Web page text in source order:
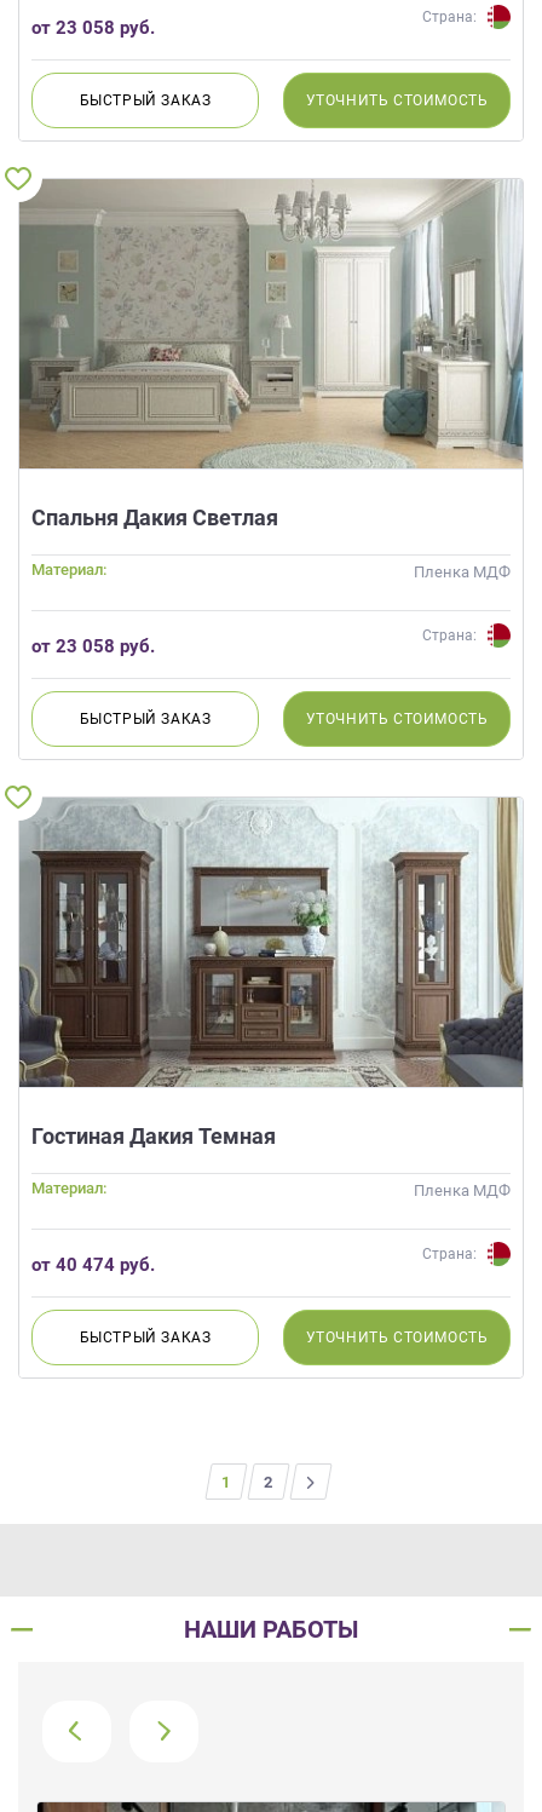
от 23 058 руб.
Страна:
БЫСТРЫЙЗАКАЗ УТОЧНИТЬ СТОИМОСТЬ
Спальня Дакия Светлая
Материал: Пленка МДФ
от 23 058 руб.
Страна:
БЫСТРЫЙЗАКАЗ УТОЧНИТЬ СТОИМОСТЬ
Гостиная Дакия Темная
Материал: Пленка МДФ
от 40 474 руб.
Страна:
БЫСТРЫЙЗАКАЗ УТОЧНИТЬ СТОИМОСТЬ
1 2
>
НАШИ РАБОТЫ